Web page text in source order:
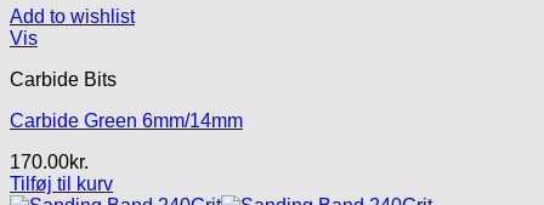
Add to wishlist
Vis
Carbide Bits
Carbide Green 6mm/14mm
170.00kr.
Tilføj til kurv